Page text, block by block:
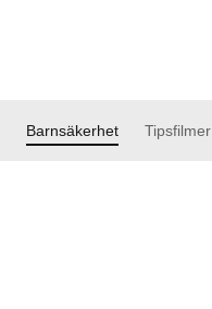
Barnsäkerhet Tipsfilmer